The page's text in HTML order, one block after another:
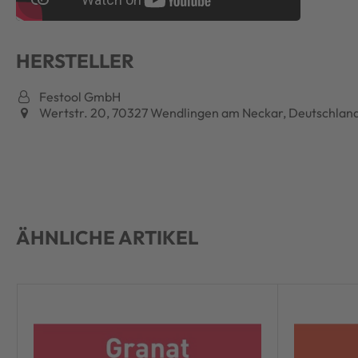
HERSTELLER
Festool GmbH
Wertstr. 20, 70327 Wendlingen am Neckar,
ÄHNLICHE ARTIKEL